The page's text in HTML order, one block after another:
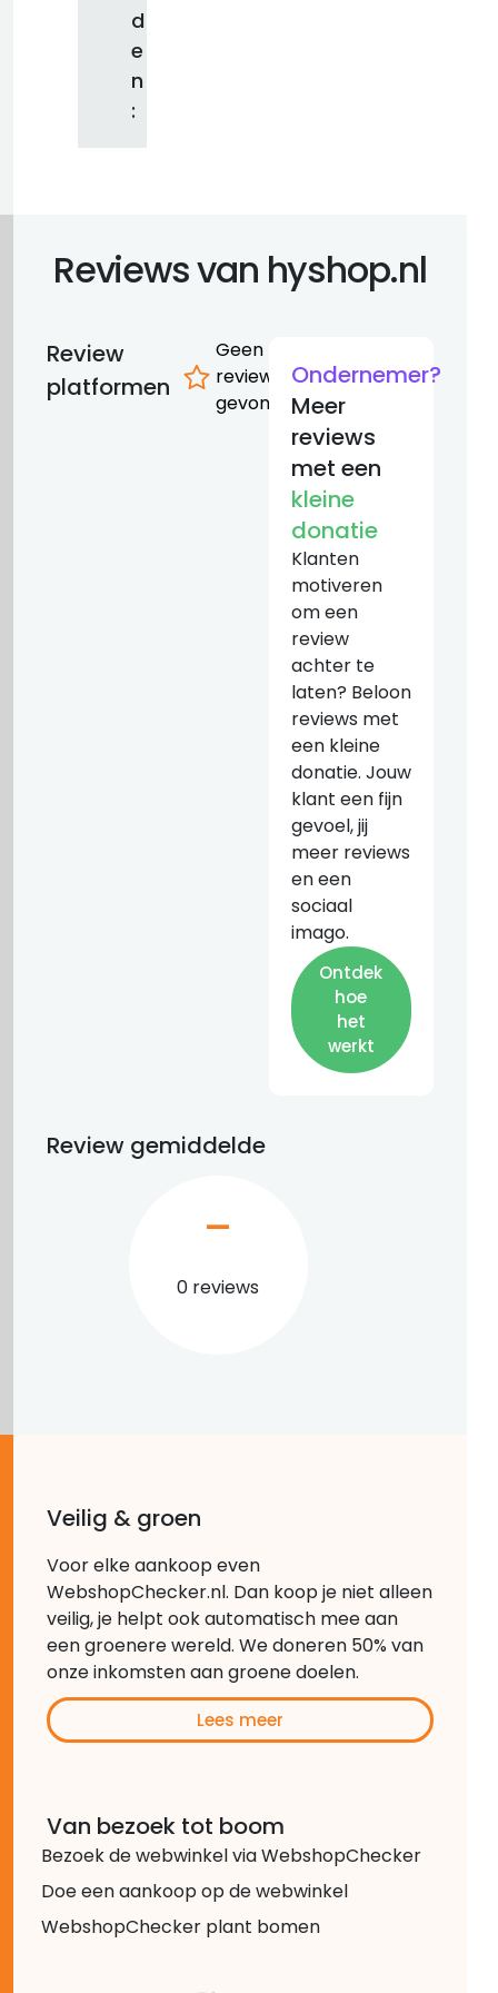
d
e
n
:
Reviews van hyshop.nl
Review
platformen
Geen
reviews
gevonden
Ondernemer?
Meer
reviews
met een
kleine
donatie
Klanten
motiveren
om een
review
achter te
laten? Beloon
reviews met
een kleine
donatie. Jouw
klant een fijn
gevoel, jij
meer reviews
en een
sociaal
imago.
Ontdek
hoe
het
werkt
Review gemiddelde
0 reviews
–
Veilig & groen
Voor elke aankoop even
WebshopChecker.nl. Dan koop je niet alleen
veilig, je helpt ook automatisch mee aan
een groenere wereld. We doneren 50% van
onze inkomsten aan groene doelen.
Lees meer
Van bezoek tot boom
Bezoek de webwinkel via WebshopChecker
Doe een aankoop op de webwinkel
WebshopChecker plant bomen